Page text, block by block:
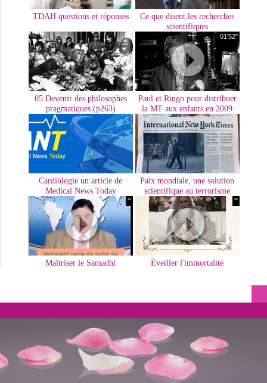
TDAH questions et réponses
Ce que disent les recherches
scientifiques
05 Devenir des philosophes
pragmatiques (p263)
Paul et Ringo pour distribuer
la MT aux enfants en 2009
01'52"
Cardiologie un article de
Medical News Today
Paix mondiale, une solution
scientifique au terrorisme
Maîtriser le Samadhi
'"
Éveiller l'immortalité
'"